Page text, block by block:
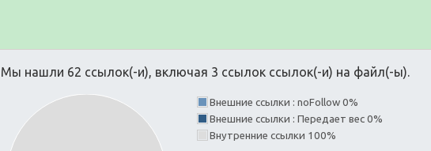
Мы нашли 62 ссылок(-и), включая 3 ссылок ссылок(-и) на файл(-ы).
Внешние ссылки : noFollow 0%
Внешние ссылки : Передает вес 0%
Внутренние ссылки 100%